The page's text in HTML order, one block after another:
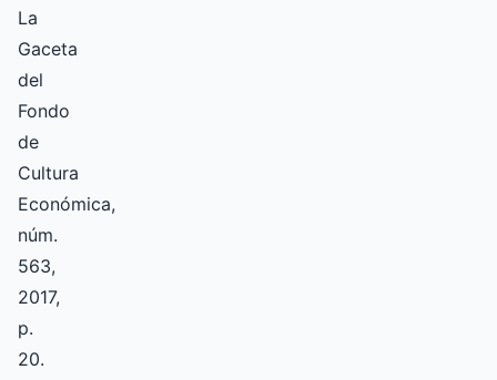
La
Gaceta
del
Fondo
de
Cultura
Económica,
núm.
563,
2017,
p.
20.